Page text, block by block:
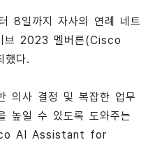
8일까지 자사의 연례 네트
브 2023 멜버른(Cisco
다.
의사 결정 및 복잡한 업무
높일 수 있도록 도와주는
AI Assistant for